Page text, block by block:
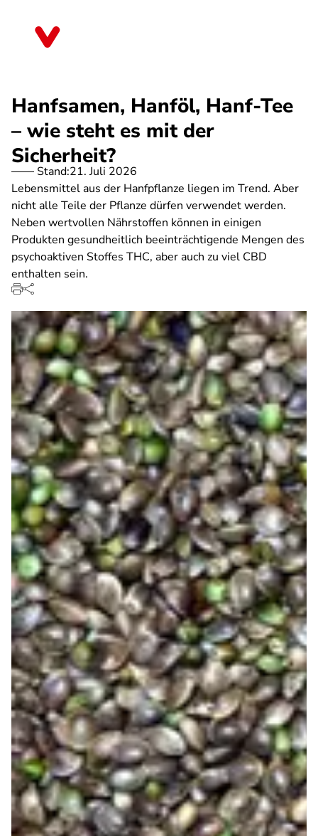
Hanfsamen, Hanföl, Hanf-Tee
– wie steht es mit der
Sicherheit?
Stand:21. Juli 2026
Lebensmittel aus der Hanfpflanze liegen im Trend. Aber
nicht alle Teile der Pflanze dürfen verwendet werden.
Neben wertvollen Nährstoffen können in einigen
Produkten gesundheitlich beeinträchtigende Mengen des
psychoaktiven Stoffes THC, aber auch zu viel CBD
enthalten sein.